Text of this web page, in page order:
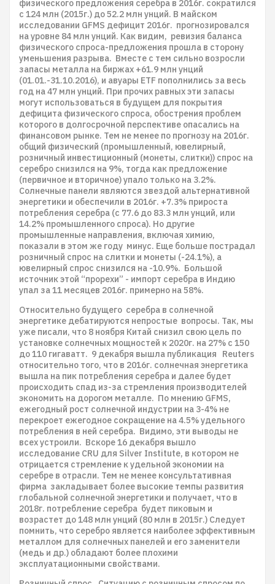
физического предложения серебра в 2016г. сократился
с 124 млн (2015г.) до 52.2 млн унций. В майском
исследовании GFMS дефицит 2016г. прогнозировался
на уровне 84 млн унций. Как видим, ревизия баланса
физического спроса-предложения прошла в сторону
уменьшения разрыва. Вместе с тем сильно возросли
запасы металла на биржах +61.9 млн унций
(01.01.-31.10.2016), и авуары ETF пополнились за весь
год на 47 млн унций. При прочих равных эти запасы
могут использоваться в будущем для покрытия
дефицита физического спроса, обострения проблем
которого в долгосрочной перспективе опасались на
финансовом рынке. Тем не менее по прогнозу на 2016г.
общий физический (промышленный, ювелирный,
розничный инвестиционный (монеты, слитки)) спрос на
серебро снизился на 9%, тогда как предложение
(первичное и вторичное) упало только на 3.2%.
Солнечные панели являются звездой альтернативной
энергетики и обеспечили в 2016г. +7.3% прироста
потребления серебра (с 77.6 до 83.3 млн унций, или
14.2% промышленного спроса). Но другие
промышленные направления, включая химию,
показали в этом же году минус. Еще больше пострадал
розничный спрос на слитки и монеты (-24.1%), а
ювелирный спрос снизился на -10.9%. Большой
источник этой “прорехи” - импорт серебра в Индию
упал за 11 месяцев 2016г. примерно на 58%.
Относительно будущего серебра в солнечной
энергетике дебатируются непростые вопросы. Так, мы
уже писали, что 8 ноября Китай снизил свою цель по
установке солнечных мощностей к 2020г. на 27% с 150
до 110 гигаватт. 9 декабря вышла публикация Reuters
относительно того, что в 2016г. солнечная энергетика
вышла на пик потребления серебра и далее будет
происходить спад из-за стремления производителей
экономить на дорогом металле. По мнению GFMS,
ежегодный рост солнечной индустрии на 3-4% не
перекроет ежегодное сокращение на 4.5% удельного
потребления в ней серебра. Видимо, эти выводы не
всех устроили. Вскоре 16 декабря вышло
исследование CRU для Silver Institute, в котором не
отрицается стремление к удельной экономии на
серебре в отрасли. Тем не менее консультативная
фирма закладывает более высокие темпы развития
глобальной солнечной энергетики и получает, что в
2018г. потребление серебра будет пиковым и
возрастет до 148 млн унций (80 млн в 2015г.) Следует
помнить, что серебро является наиболее эффективным
металлом для солнечных панелей и его заменители
(медь и др.) обладают более плохими
эксплуатационными свойствами.